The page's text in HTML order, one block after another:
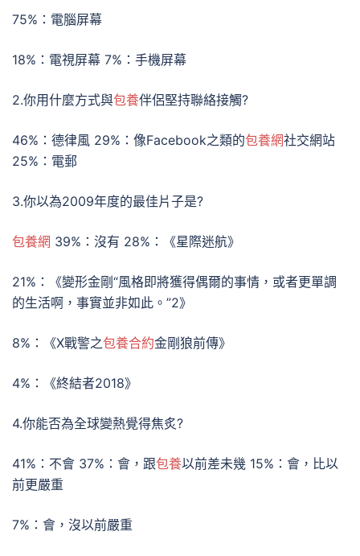
75%：電腦屏幕
18%：電視屏幕 7%：手機屏幕
2.你用什麼方式與包養伴侶堅持聯絡接觸?
46%：德律風 29%：像Facebook之類的包養網社交網站
25%：電郵
3.你以為2009年度的最佳片子是?
包養網 39%：沒有 28%：《星際迷航》
21%：《變形金剛“風格即將獲得偶爾的事情，或者更單調
的生活啊，事實並非如此。”2》
8%：《X戰警之包養合約金剛狼前傳》
4%：《終結者2018》
4.你能否為全球變熱覺得焦炙?
41%：不會 37%：會，跟包養以前差未幾 15%：會，比以
前更嚴重
7%：會，沒以前嚴重